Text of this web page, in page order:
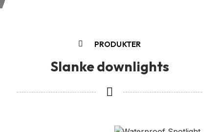
PRODUKTER
Slanke downlights